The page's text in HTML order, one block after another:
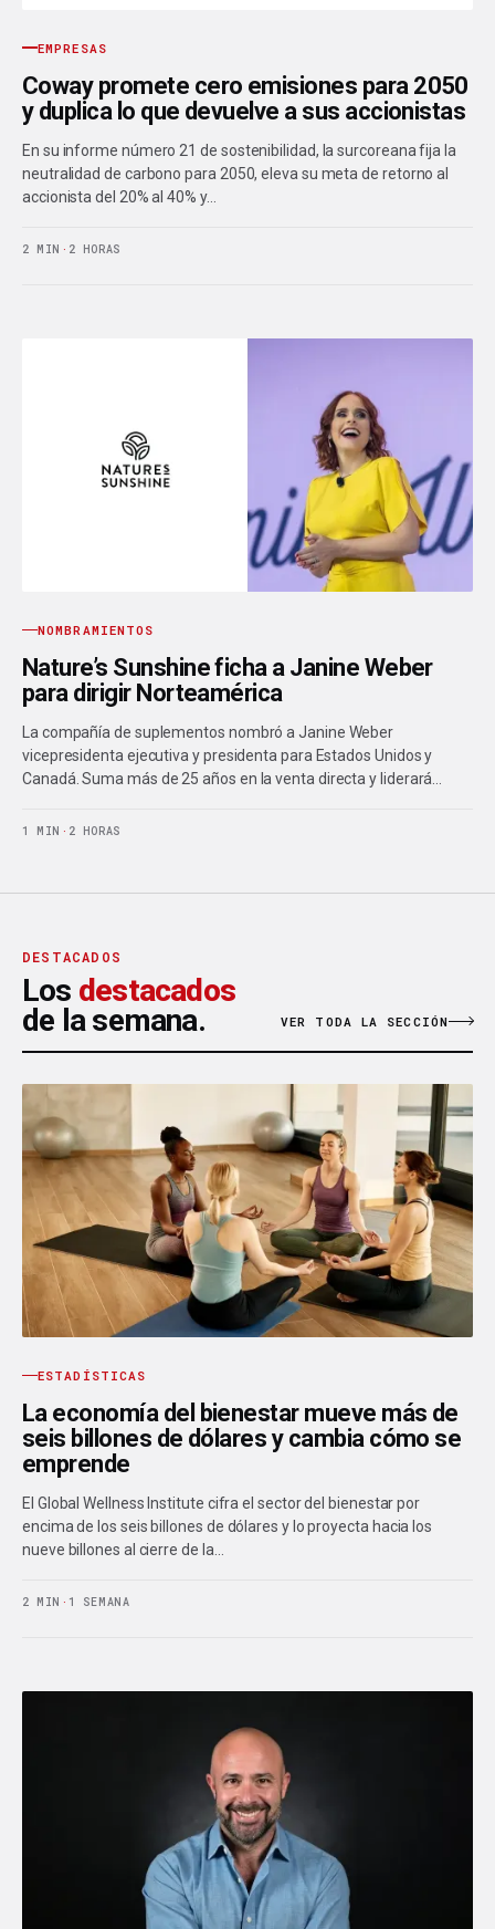
EMPRESAS
Coway promete cero emisiones para 2050
y duplica lo que devuelve a sus accionistas
En su informe número 21 de sostenibilidad, la surcoreana fija la
neutralidad de carbono para 2050, eleva su meta de retorno al
accionista del 20% al 40% y…
2 MIN · 2 HORAS
NOMBRAMIENTOS
Nature’s Sunshine ficha a Janine Weber
para dirigir Norteamérica
La compañía de suplementos nombró a Janine Weber
vicepresidenta ejecutiva y presidenta para Estados Unidos y
Canadá. Suma más de 25 años en la venta directa y liderará…
1 MIN · 2 HORAS
DESTACADOS
Los destacados
de la semana.
VER TODA LA SECCIÓN
ESTADÍSTICAS
La economía del bienestar mueve más de
seis billones de dólares y cambia cómo se
emprende
El Global Wellness Institute cifra el sector del bienestar por
encima de los seis billones de dólares y lo proyecta hacia los
nueve billones al cierre de la…
2 MIN · 1 SEMANA